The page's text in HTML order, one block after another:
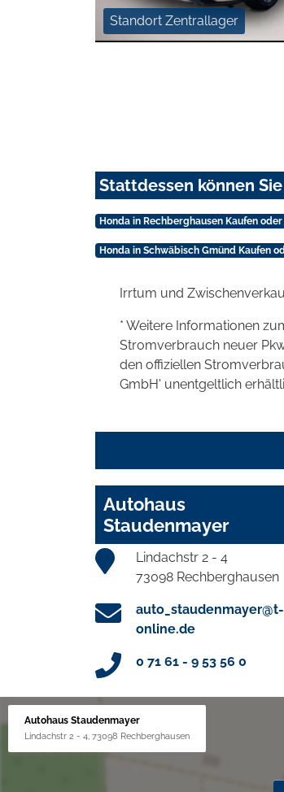
Standort Zentrallager
Stattdessen können
Honda in Rechberghausen Kaufen
Honda in Schwäbisch Gmünd Kaufen
Irrtum und
* Weitere Informationen
Stromverbrauch neuer
den offiziellen
GmbH' unentgeltlich
Autohaus
Staudenmayer
Lindachstr 2 - 4
73098 Rechberghausen
auto_staudenmayer@t-
online.de
0 71 61 - 9 53 56 0
Autohaus Staudenmayer
Lindachstr 2 - 4, 73098 Rechberghausen